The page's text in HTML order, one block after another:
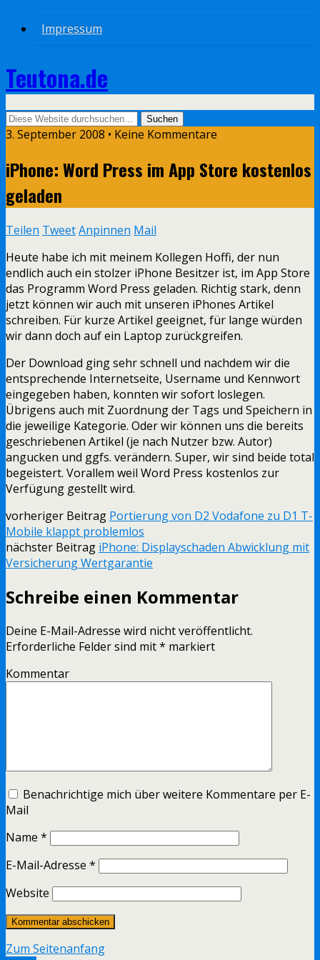
Impressum
Teutona.de
3. September 2008 • Keine Kommentare
iPhone: Word Press im App Store kostenlos
geladen
Teilen TweetAnpinnen Mail
Heute habe ich mit meinem Kollegen Hoffi, der nun
endlich auch ein stolzer iPhone Besitzer ist, im App Store
das Programm Word Press geladen. Richtig stark, denn
jetzt können wir auch mit unseren iPhones Artikel
schreiben. Für kurze Artikel geeignet, für lange würden
wir dann doch auf ein Laptop zurückgreifen.
Der Download ging sehr schnell und nachdem wir die
entsprechende Internetseite, Username und Kennwort
eingegeben haben, konnten wir sofort loslegen.
Übrigens auch mit Zuordnung der Tags und Speichern in
die jeweilige Kategorie. Oder wir können uns die bereits
geschriebenen Artikel (je nach Nutzer bzw. Autor)
angucken und ggfs. verändern. Super, wir sind beide total
begeistert. Vorallem weil Word Press kostenlos zur
Verfügung gestellt wird.
vorheriger Beitrag Portierung von D2 Vodafone zu D1 T-
Mobile klappt problemlos
nächster Beitrag iPhone: Displayschaden Abwicklung mit
Versicherung Wertgarantie
Schreibe einen Kommentar
Deine E-Mail-Adresse wird nicht veröffentlicht.
Erforderliche Felder sind mit* markiert
Kommentar
Benachrichtige mich über weitere Kommentare per E-
Mail
Name *
E-Mail-Adresse *
Website
Zum Seitenanfang